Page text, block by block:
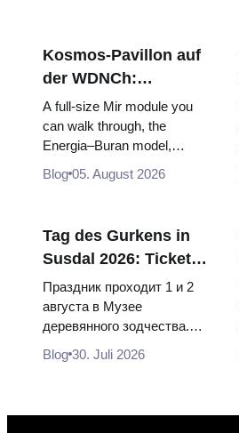
Kosmos-Pavillon auf
der WDNCh:
Russlands größte
Raumfahrtausstellung
von innen
A full-size Mir module you
can walk through, the
Energia–Buran model,
and 120 pieces of flight...
Blog 05. August 2026
Tag des Gurkens in
Susdal 2026: Tickets,
Termine und wie man
von Moskau aus
anreist
Праздник проходит 1 и 2
августа в Музее
деревянного зодчества.
доехать из Москвы через
Blog 30. Juli 2026